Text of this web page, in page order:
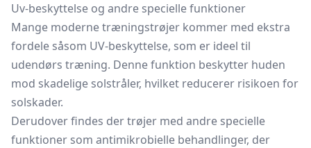
Uv-beskyttelse og andre specielle funktioner
Mange moderne træningstrøjer kommer med ekstra
fordele såsom UV-beskyttelse, som er ideel til
udendørs træning. Denne funktion beskytter huden
mod skadelige solstråler, hvilket reducerer risikoen for
solskader.
Derudover findes der trøjer med andre specielle
funktioner som antimikrobielle behandlinger, der